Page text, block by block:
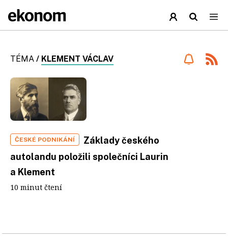
TÉMA / KLEMENT VÁCLAV
ČESKÉ PODNIKÁNÍ
Základy českého
autolandu položili společníci Laurin
a Klement
10 minut čtení